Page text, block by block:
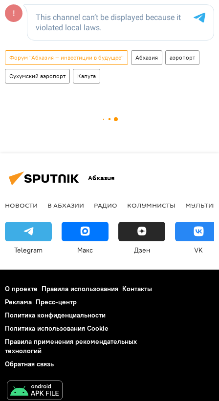
Форум "Абхазия — инвестиции в будущее" Абхазия аэропорт
Сухумский аэропорт Калуга
Абхазия
НОВОСТИ В АБХАЗИИ РАДИО КОЛУМНИСТЫ
Telegram Макс Дзен VK
О проекте Правила использования Контакты
Реклама Пресс-центр
Политика конфиденциальности
Политика использования Cookie
Правила применения рекомендательных
технологий
Обратная связь